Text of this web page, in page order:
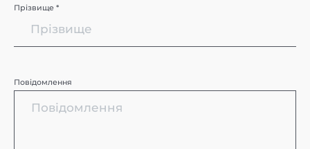
Прізвище *
Повідомлення